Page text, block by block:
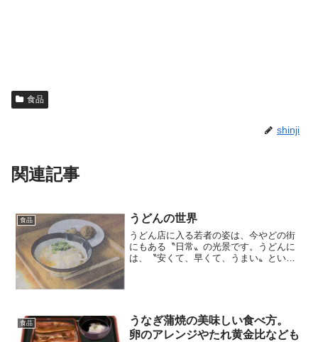
食品
shinji
関連記事
食品 うどんの世界
うどん店に入る若者の姿は、今やどの街
にもある〝日常〟の光景です。うどんに
は、〝安くて、早くて、うまい〟とい
食品
うなぎ蒲焼の美味しい食べ方。
卵のアレンジやたれ黄金比なども